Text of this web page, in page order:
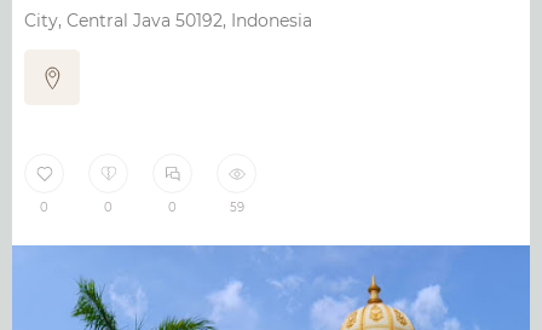
City, Central Java 50192, Indonesia
0 0 0 59